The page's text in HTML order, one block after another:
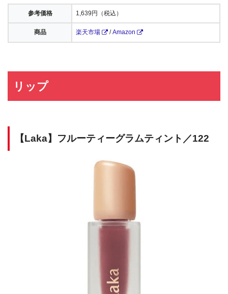
参考価格 1,639円（税込）
商品 楽天市場 /Amazon
リップ
【Laka】フルーティーグラムティント／122